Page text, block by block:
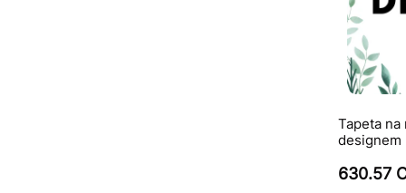
Tapeta
designem
630.57